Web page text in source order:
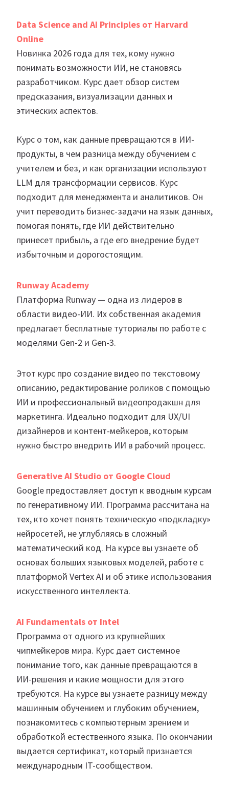
Data Science and AI Principles от Harvard
Online
Новинка 2026 года для тех, кому нужно
понимать возможности ИИ, не становясь
разработчиком. Курс дает обзор систем
предсказания, визуализации данных и
этических аспектов.
Курс о том, как данные превращаются в ИИ-
продукты, в чем разница между обучением с
учителем и без, и как организации используют
LLM для трансформации сервисов. Курс
подходит для менеджмента и аналитиков. Он
учит переводить бизнес-задачи на язык данных,
помогая понять, где ИИ действительно
принесет прибыль, а где его внедрение будет
избыточным и дорогостоящим.
Runway Academy
Платформа Runway — одна из лидеров в
области видео-ИИ. Их собственная академия
предлагает бесплатные туториалы по работе с
моделями Gen-2 и Gen-3.
Этот курс про создание видео по текстовому
описанию, редактирование роликов с помощью
ИИ и профессиональный видеопродакшн для
маркетинга. Идеально подходит для UX/UI
дизайнеров и контент-мейкеров, которым
нужно быстро внедрить ИИ в рабочий процесс.
Generative AI Studio от Google Cloud
Google предоставляет доступ к вводным курсам
по генеративному ИИ. Программа рассчитана на
тех, кто хочет понять техническую «подкладку»
нейросетей, не углубляясь в сложный
математический код. На курсе вы узнаете об
основах больших языковых моделей, работе с
платформой Vertex AI и об этике использования
искусственного интеллекта.
AI Fundamentals от Intel
Программа от одного из крупнейших
чипмейкеров мира. Курс дает системное
понимание того, как данные превращаются в
ИИ-решения и какие мощности для этого
требуются. На курсе вы узнаете разницу между
машинным обучением и глубоким обучением,
познакомитесь с компьютерным зрением и
обработкой естественного языка. По окончании
выдается сертификат, который признается
международным IT-сообществом.